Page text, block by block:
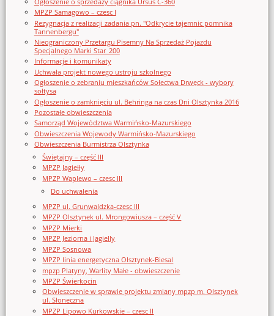
MPZP Samagowo – czesc I
Rezygnacja z realizacji zadania pn. "Odkrycie tajemnic pomnika
Tannenbergu"
Nieograniczony Przetargu Pisemny Na Sprzedaż Pojazdu
Specjalnego Marki Star_200
Informacje i komunikaty
Uchwała projekt nowego ustroju szkolnego
Ogłoszenie o zebraniu mieszkańców Sołectwa Drwęck - wybory
sołtysa
Ogłoszenie o zamknięciu ul. Behringa na czas Dni Olsztynka 2016
Pozostałe obwieszczenia
Samorząd Województwa Warmińsko-Mazurskiego
Obwieszczenia Wojewody Warmińsko-Mazurskiego
Obwieszczenia Burmistrza Olsztynka
Świętajny – część III
MPZP Jagiełły
MPZP Waplewo – czesc III
Do uchwalenia
MPZP ul. Grunwaldzka-czesc III
MPZP Olsztynek ul. Mrongowiusza – część V
MPZP Mierki
MPZP Jeziorna i Jagielly
MPZP Sosnowa
MPZP linia energetyczna Olsztynek-Biesal
mpzp Platyny, Warlity Małe - obwieszczenie
MPZP Świerkocin
Obwieszczenie w sprawie projektu zmiany mpzp m. Olsztynek
ul. Słoneczna
MPZP Lipowo Kurkowskie – czesc II